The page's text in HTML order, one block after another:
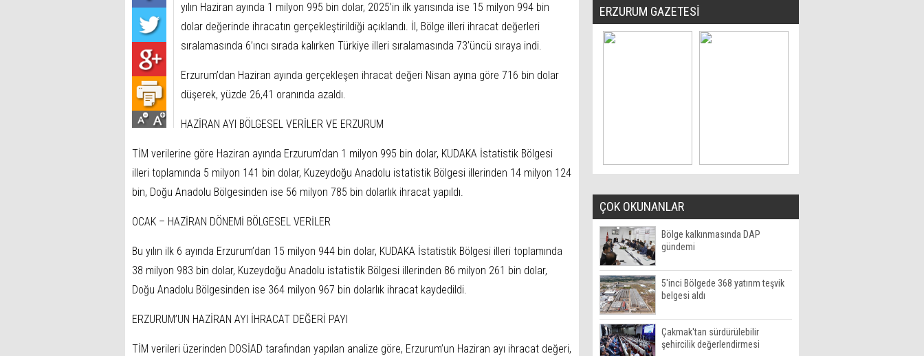
yılın Haziran ayında 1 milyon 995 bin dolar, 2025’in ilk yarısında ise 15 milyon 994 bin
dolar değerinde ihracatın gerçekleştirildiği açıklandı. İl, Bölge illeri ihracat değerleri
sıralamasında 6’ıncı sırada kalırken Türkiye illeri sıralamasında 73’üncü sıraya indi.
Erzurum’dan Haziran ayında gerçekleşen ihracat değeri Nisan ayına göre 716 bin dolar
düşerek, yüzde 26,41 oranında azaldı.
HAZİRAN AYI BÖLGESEL VERİLER VE ERZURUM
TİM verilerine göre Haziran ayında Erzurum’dan 1 milyon 995 bin dolar, KUDAKA İstatistik Bölgesi
illeri toplamında 5 milyon 141 bin dolar, Kuzeydoğu Anadolu istatistik Bölgesi illerinden 14 milyon 124
bin, Doğu Anadolu Bölgesinden ise 56 milyon 785 bin dolarlık ihracat yapıldı.
OCAK – HAZİRAN DÖNEMİ BÖLGESEL VERİLER
Bu yılın ilk 6 ayında Erzurum’dan 15 milyon 944 bin dolar, KUDAKA İstatistik Bölgesi illeri toplamında
38 milyon 983 bin dolar, Kuzeydoğu Anadolu istatistik Bölgesi illerinden 86 milyon 261 bin dolar,
Doğu Anadolu Bölgesinden ise 364 milyon 967 bin dolarlık ihracat kaydedildi.
ERZURUM’UN HAZİRAN AYI İHRACAT DEĞERİ PAYI
TİM verileri üzerinden DOSİAD tarafından yapılan analize göre, Erzurum’un Haziran ayı ihracat değeri,
ERZURUM GAZETESİ
ÇOK OKUNANLAR
Bölge kalkınmasında DAP
gündemi
5'inci Bölgede 368 yatırım teşvik
belgesi aldı
Çakmak'tan sürdürülebilir
şehircilik değerlendirmesi